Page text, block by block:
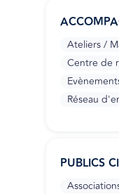
Ateliers /
Centre de
Réseau
PUBLICS